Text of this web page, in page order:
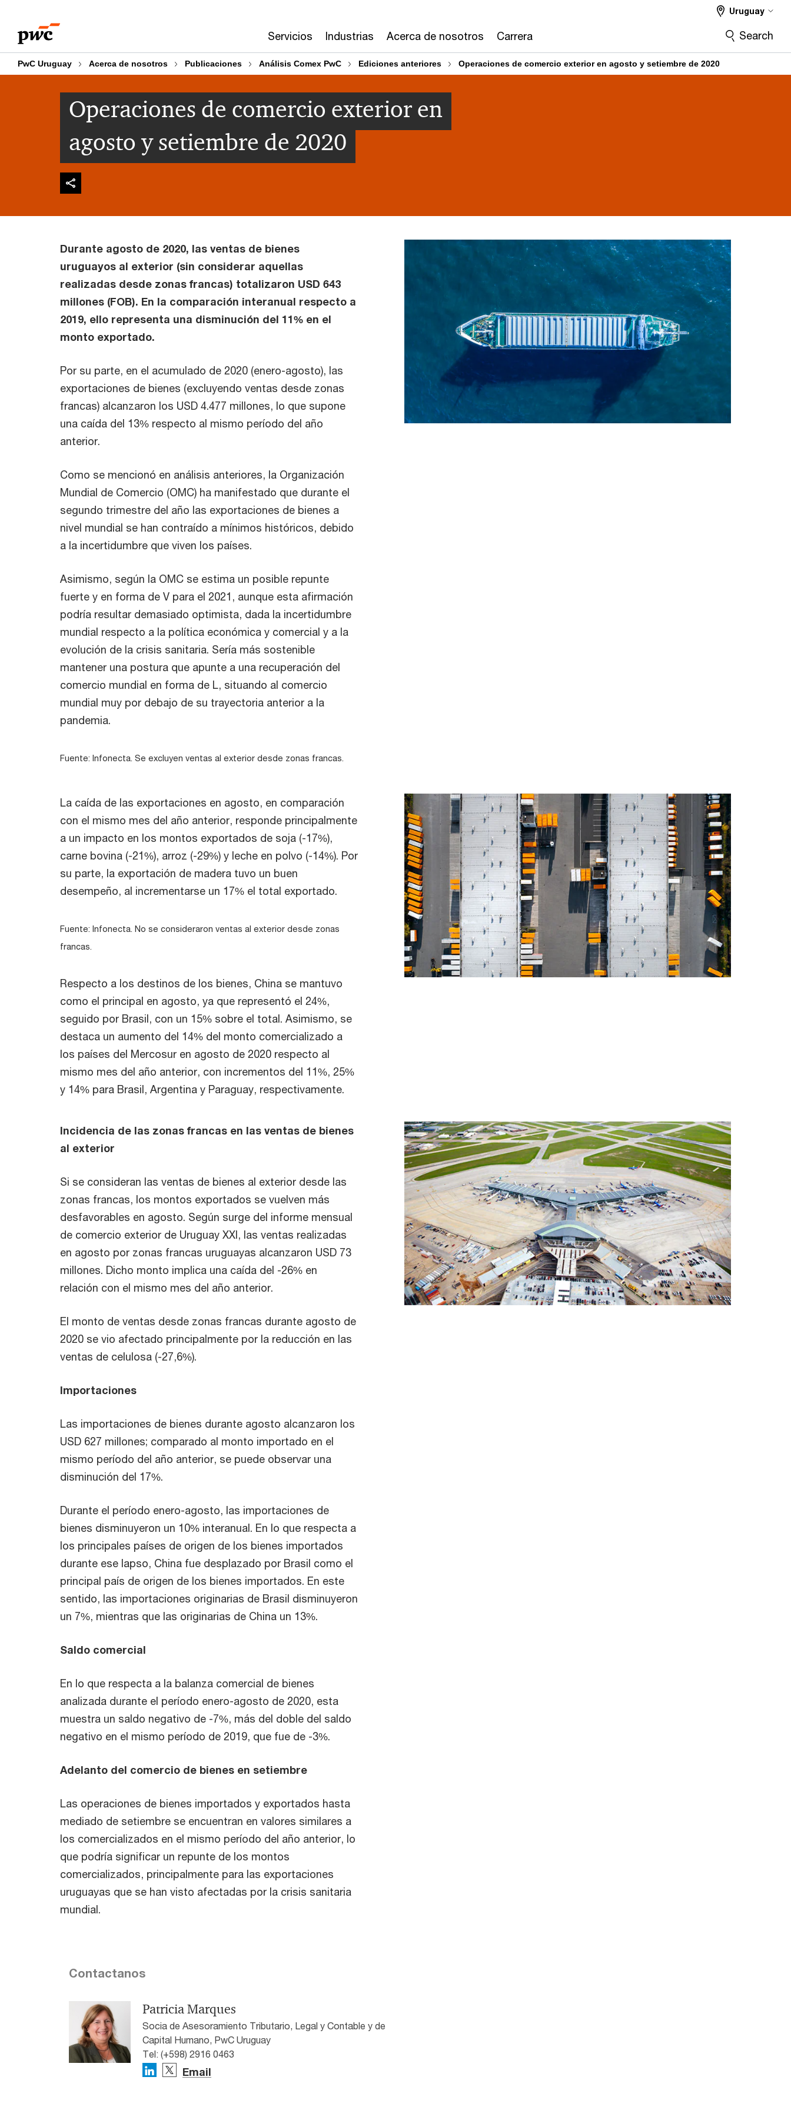
content
footer
Servicios Industrias Acerca de nosotros Carrera
Uruguay
Search
PwC Uruguay Acerca de nosotros Publicaciones Análisis Comex PwC Ediciones anteriores Operaciones de comercio exterior en agosto y setiembre de 2020
Operaciones de comercio exterior en
agosto y setiembre de 2020
Durante agosto de 2020, las ventas de bienes
uruguayos al exterior (sin considerar aquellas
realizadas desde zonas francas) totalizaron USD 643
millones (FOB). En la comparación interanual respecto a
2019, ello representa una disminución del 11% en el
monto exportado.
Por su parte, en el acumulado de 2020 (enero-agosto), las
exportaciones de bienes (excluyendo ventas desde zonas
francas) alcanzaron los USD 4.477 millones, lo que supone
una caída del 13% respecto al mismo período del año
anterior.
Como se mencionó en análisis anteriores, la Organización
Mundial de Comercio (OMC) ha manifestado que durante el
segundo trimestre del año las exportaciones de bienes a
nivel mundial se han contraído a mínimos históricos, debido
a la incertidumbre que viven los países.
Asimismo, según la OMC se estima un posible repunte
fuerte y en forma de V para el 2021, aunque esta afirmación
podría resultar demasiado optimista, dada la incertidumbre
mundial respecto a la política económica y comercial y a la
evolución de la crisis sanitaria. Sería más sostenible
mantener una postura que apunte a una recuperación del
comercio mundial en forma de L, situando al comercio
mundial muy por debajo de su trayectoria anterior a la
pandemia.
Fuente: Infonecta. Se excluyen ventas al exterior desde zonas francas.
La caída de las exportaciones en agosto, en comparación
con el mismo mes del año anterior, responde principalmente
a un impacto en los montos exportados de soja (-17%),
carne bovina (-21%), arroz (-29%) y leche en polvo (-14%). Por
su parte, la exportación de madera tuvo un buen
desempeño, al incrementarse un 17% el total exportado.
Fuente: Infonecta. No se consideraron ventas al exterior desde zonas
francas.
Respecto a los destinos de los bienes, China se mantuvo
como el principal en agosto, ya que representó el 24%,
seguido por Brasil, con un 15% sobre el total. Asimismo, se
destaca un aumento del 14% del monto comercializado a
los países del Mercosur en agosto de 2020 respecto al
mismo mes del año anterior, con incrementos del 11%, 25%
y 14% para Brasil, Argentina y Paraguay, respectivamente.
Incidencia de las zonas francas en las ventas de bienes
al exterior
Si se consideran las ventas de bienes al exterior desde las
zonas francas, los montos exportados se vuelven más
desfavorables en agosto. Según surge del informe mensual
de comercio exterior de Uruguay XXI, las ventas realizadas
en agosto por zonas francas uruguayas alcanzaron USD 73
millones. Dicho monto implica una caída del -26% en
relación con el mismo mes del año anterior.
El monto de ventas desde zonas francas durante agosto de
2020 se vio afectado principalmente por la reducción en las
ventas de celulosa (-27,6%).
Importaciones
Las importaciones de bienes durante agosto alcanzaron los
USD 627 millones; comparado al monto importado en el
mismo período del año anterior, se puede observar una
disminución del 17%.
Durante el período enero-agosto, las importaciones de
bienes disminuyeron un 10% interanual. En lo que respecta a
los principales países de origen de los bienes importados
durante ese lapso, China fue desplazado por Brasil como el
principal país de origen de los bienes importados. En este
sentido, las importaciones originarias de Brasil disminuyeron
un 7%, mientras que las originarias de China un 13%.
Saldo comercial
En lo que respecta a la balanza comercial de bienes
analizada durante el período enero-agosto de 2020, esta
muestra un saldo negativo de -7%, más del doble del saldo
negativo en el mismo período de 2019, que fue de -3%.
Adelanto del comercio de bienes en setiembre
Las operaciones de bienes importados y exportados hasta
mediado de setiembre se encuentran en valores similares a
los comercializados en el mismo período del año anterior, lo
que podría significar un repunte de los montos
comercializados, principalmente para las exportaciones
uruguayas que se han visto afectadas por la crisis sanitaria
mundial.
Contactanos
Patricia Marques
Socia de Asesoramiento Tributario, Legal y Contable y de
Capital Humano, PwC Uruguay
Tel: (+598) 2916 0463
Email